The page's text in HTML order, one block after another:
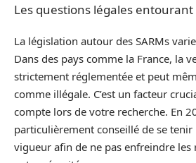
Les questions légales entourant
La législation autour des SARMs varie
Dans des pays comme la France, la
strictement réglementée et peut
comme illégale. C’est un facteur
compte lors de votre recherche. En
particulièrement conseillé de se
vigueur afin de ne pas enfreindre les